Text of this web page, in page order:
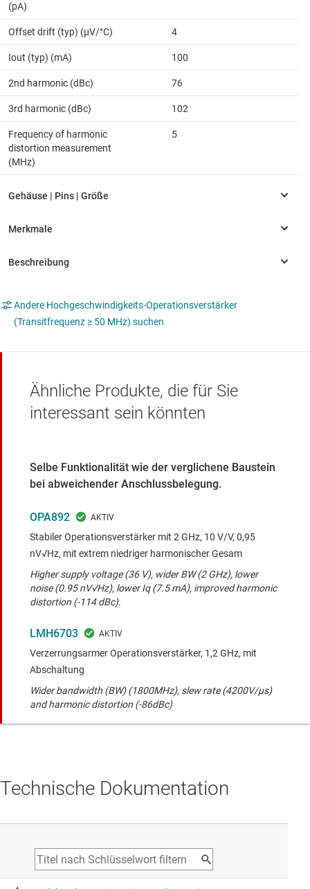
(pA)
Offset drift (typ) (µV/°C) 4
Iout (typ) (mA) 100
2nd harmonic (dBc) 76
3rd harmonic (dBc) 102
Frequency of harmonic
distortion measurement
(MHz)
5
Andere Hochgeschwindigkeits-Operationsverstärker
(Transitfrequenz ≥ 50 MHz) suchen
Ähnliche Produkte, die für Sie
interessant sein könnten
Selbe Funktionalität wie der verglichene Baustein
bei abweichender Anschlussbelegung.
OPA892
Stabiler Operationsverstärker mit 2 GHz, 10 V/V, 0,95
nV√Hz, mit extrem niedriger harmonischer Gesam
Higher supply voltage (36 V), wider BW (2 GHz), lower
noise (0.95 nV√Hz), lower Iq (7.5 mA), improved harmonic
distortion (-114 dBc).
LMH6703
Verzerrungsarmer Operationsverstärker, 1,2 GHz, mit
Abschaltung
Wider bandwidth (BW) (1800MHz), slew rate (4200V/µs)
and harmonic distortion (-86dBc)
Technische Dokumentation